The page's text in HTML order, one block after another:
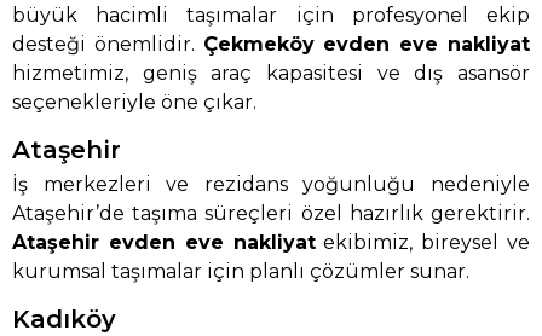
büyük hacimli taşımalar için profesyonel ekip
desteği önemlidir. Çekmeköy evden eve nakliyat
hizmetimiz, geniş araç kapasitesi ve dış asansör
seçenekleriyle öne çıkar.
Ataşehir
İş merkezleri ve rezidans yoğunluğu nedeniyle
Ataşehir’de taşıma süreçleri özel hazırlık gerektirir.
Ataşehir evden eve nakliyatekibimiz, bireysel ve
kurumsal taşımalar için planlı çözümler sunar.
Kadıköy